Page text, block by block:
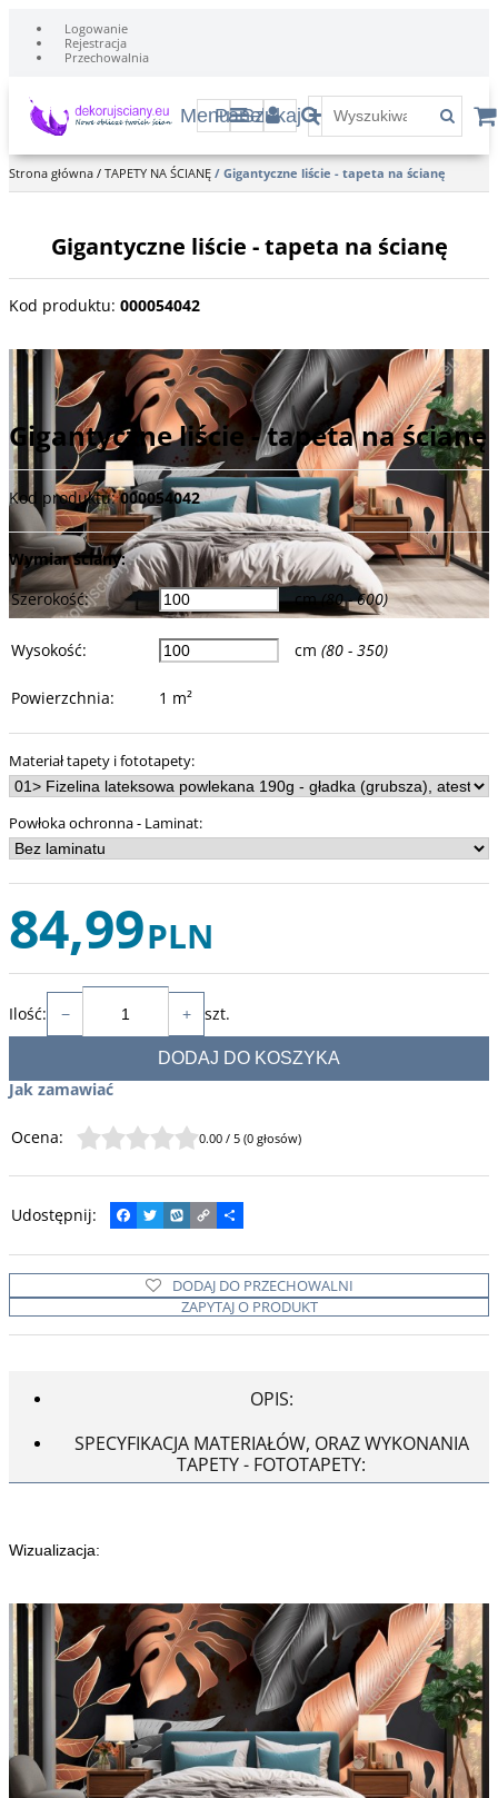
Logowanie
Rejestracja
Przechowalnia
MenuPanelSzukaj
Strona główna / TAPETY NA ŚCIANĘ / Gigantyczne liście - tapeta na ścianę
Gigantyczne liście - tapeta na ścianę
Kod produktu: 000054042
Duże, tropikalne liście w ciemnych kolorach na czarnym tle.
Gigantyczne liście - tapeta na ścianę
Kod produktu: 000054042
Wymiar ściany:
Szerokość: cm(80 - 600)
Wysokość: cm (80 - 350)
Powierzchnia: 1 m²
Materiał tapety i fototapety:
Powłoka ochronna - Laminat:
84,99PLN
Ilość: − + szt.
DODAJ DO KOSZYKA
Jak zamawiać
Ocena: 0.00 / 5 (0 głosów)
Udostępnij:
F
a
c
e
o
o
k
T
w
i
t
t
e
r
W
y
k
o
p
C
o
p
y
L
i
n
k
P
o
d
z
i
e
l
s
DODAJ DO PRZECHOWALNI
ZAPYTAJ O PRODUKT
OPIS:
SPECYFIKACJA MATERIAŁÓW, ORAZ WYKONANIA
TAPETY - FOTOTAPETY:
Wizualizacja: